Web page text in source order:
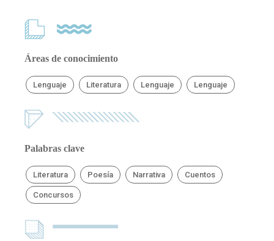
Áreas de conocimiento
Lenguaje Literatura Lenguaje Lenguaje
Palabras clave
Literatura Poesía Narrativa Cuentos
Concursos